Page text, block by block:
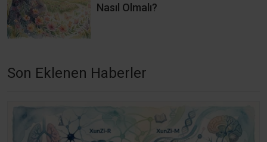
Nasıl Olmalı?
Son Eklenen Haberler